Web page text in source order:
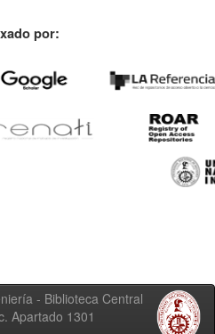
por:
- Biblioteca Central
Apartado 1301